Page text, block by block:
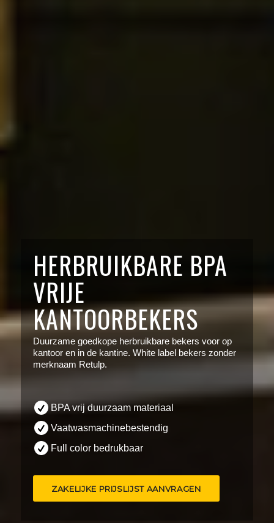
HERBRUIKBARE BPA
VRIJE
KANTOORBEKERS
Duurzame goedkope herbruikbare bekers voor op
kantoor en in de kantine. White label bekers zonder
merknaam Retulp.
BPA vrij duurzaam materiaal
Vaatwasmachinebestendig
Full color bedrukbaar
ZAKELIJKE PRIJSLIJST AANVRAGEN